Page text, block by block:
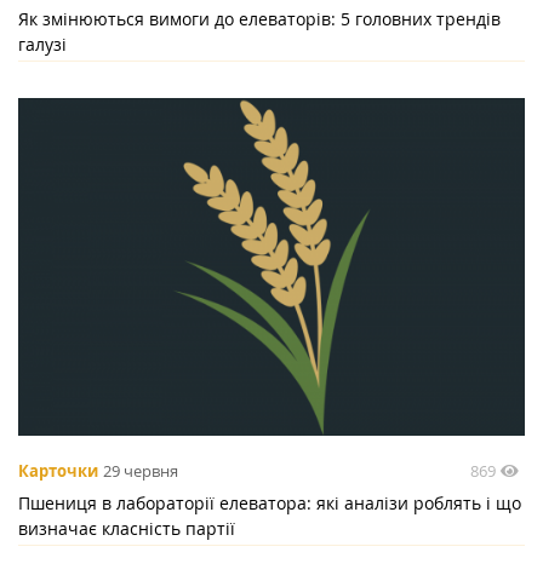
Як змінюються вимоги до елеваторів: 5 головних трендів
галузі
Карточки 29 червня 869
Пшениця в лабораторії елеватора: які аналізи роблять і що
визначає класність партії